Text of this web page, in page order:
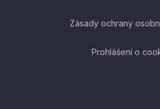
Zásady ochrany
Prohlášení o